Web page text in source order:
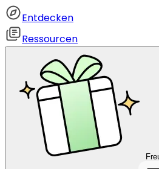
Entdecken
Ressourcen